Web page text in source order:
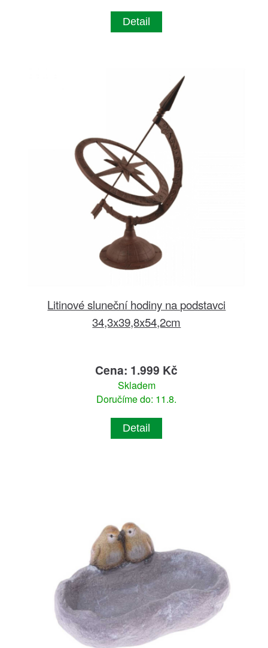
Detail
Litinové sluneční hodiny na podstavci
34,3x39,8x54,2cm
Cena: 1.999 Kč
Skladem
Doručíme do: 11.8.
Detail